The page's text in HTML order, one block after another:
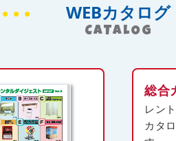
WEBカタログ
CATALOG
総合
レン
カタ